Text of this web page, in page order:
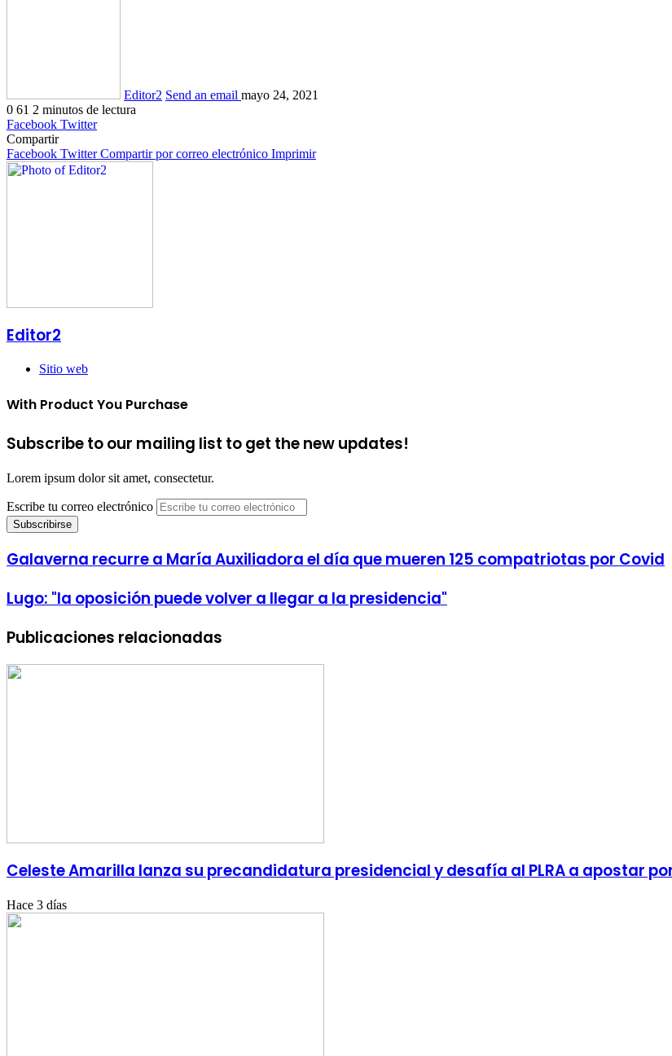
Editor2 Send an email mayo 24, 2021
0 61 2 minutos de lectura
Facebook Twitter
Compartir
Facebook Twitter Compartir por correo electrónico Imprimir
Editor2
Sitio web
With Product You Purchase
Subscribe to our mailing list to get the new updates!
Lorem ipsum dolor sit amet, consectetur.
Escribe tu correo electrónico
Galaverna recurre a María Auxiliadora el día que mueren 125 compatriotas por Covid
Lugo: "la oposición puede volver a llegar a la presidencia"
Publicaciones relacionadas
Celeste Amarilla lanza su precandidatura presidencial y desafía al PLRA a apostar
Hace 3 días